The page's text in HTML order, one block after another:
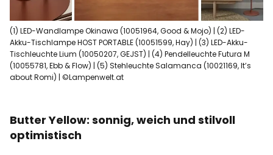
(1) LED-Wandlampe Okinawa (10051964, Good & Mojo) | (2) LED-
Akku-Tischlampe HOST PORTABLE (10051599, Hay) | (3) LED-Akku-
Tischleuchte Lium (10050207, GEJST) | (4) Pendelleuchte Futura M
(10055781, Ebb & Flow) | (5) Stehleuchte Salamanca (10021169, It’s
about Romi) | ©Lampenwelt.at
Butter Yellow: sonnig, weich und stilvoll
optimistisch